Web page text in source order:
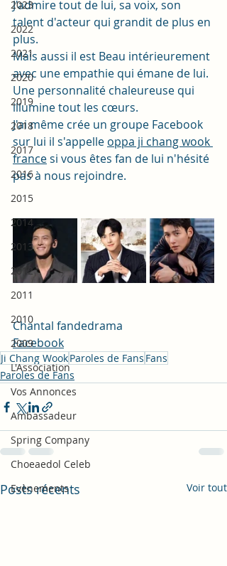
2023
2022
2021
2020
2019
2018
2017
2016
2015
2014
2013
2012
2011
2010
2009
L'Association
Vos Annonces
Ambassadeur
Spring Company
Choeaedol Celeb
Evènements
J'admire tout de lui, sa voix, son
talent d'acteur qui grandit de plus en
plus.
Mais aussi il est Beau intérieurement
avec une empathie qui émane de lui.
Une personnalité chaleureuse qui
illumine tout les cœurs.
J'ai même crée un groupe Facebook
sur lui il s'appelle oppa ji chang wook
france si vous êtes fan de lui n'hésité
pas à nous rejoindre.
Chantal fandedrama
Facebook
Ji Chang WookParoles de Fans Fans
Paroles de Fans
Posts récents Voir tout